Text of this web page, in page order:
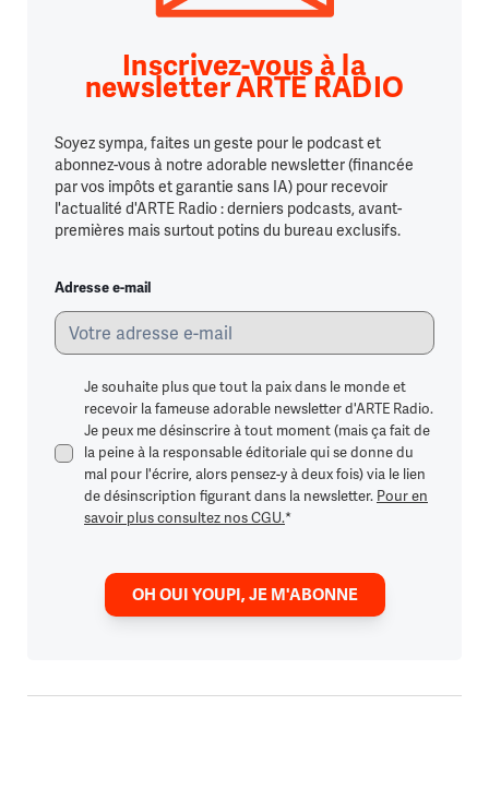
Inscrivez-vous à la
newsletter ARTE RADIO
Soyez sympa, faites un geste pour le podcast et
abonnez-vous à notre adorable newsletter (financée
par vos impôts et garantie sans IA) pour recevoir
l'actualité d'ARTE Radio : derniers podcasts, avant-
premières mais surtout potins du bureau exclusifs.
Adresse e-mail
Je souhaite plus que tout la paix dans le monde et
recevoir la fameuse adorable newsletter d'ARTE Radio.
Je peux me désinscrire à tout moment (mais ça fait de
la peine à la responsable éditoriale qui se donne du
mal pour l'écrire, alors pensez-y à deux fois) via le lien
de désinscription figurant dans la newsletter. Pour en
savoir plus consultez nos CGU.*
OH OUI YOUPI, JE M'ABONNE